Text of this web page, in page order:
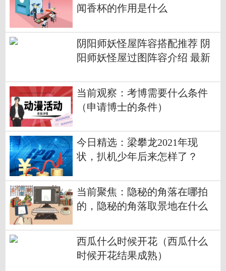
闻香杯的作用是什么
阴阳师妖怪屋阵容搭配推荐 阴
阳师妖怪屋过图阵容介绍 最新
当前观察：考博需要什么条件
（申请博士的条件）
今日精选：梁攀龙2021年现
状，扒机少年后来怎样了？
当前聚焦：隐秘的角落在哪拍
的，隐秘的角落取景地在什么
西瓜什么时候开花（西瓜什么
时候开花结果成熟）